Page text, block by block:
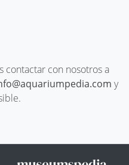
contactar con nosotros a
y